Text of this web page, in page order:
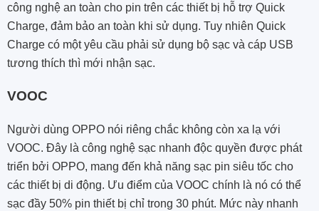
công nghệ an toàn cho pin trên các thiết bị hỗ trợ Quick
Charge, đảm bảo an toàn khi sử dụng. Tuy nhiên Quick
Charge có một yêu cầu phải sử dụng bộ sạc và cáp USB
tương thích thì mới nhận sạc.
VOOC
Người dùng OPPO nói riêng chắc không còn xa lạ với
VOOC. Đây là công nghệ sạc nhanh độc quyền được phát
triển bởi OPPO, mang đến khả năng sạc pin siêu tốc cho
các thiết bị di động. Ưu điểm của VOOC chính là nó có thể
sạc đầy 50% pin thiết bị chỉ trong 30 phút. Mức này nhanh